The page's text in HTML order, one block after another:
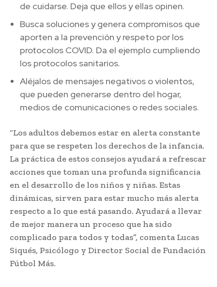
de cuidarse. Deja que ellos y ellas opinen.
Busca soluciones y genera compromisos que
aporten a la prevención y respeto por los
protocolos COVID. Da el ejemplo cumpliendo
los protocolos sanitarios.
Aléjalos de mensajes negativos o violentos,
que pueden generarse dentro del hogar,
medios de comunicaciones o redes sociales.
“Los adultos debemos estar en alerta constante
para que se respeten los derechos de la infancia.
La práctica de estos consejos ayudará a refrescar
acciones que toman una profunda significancia
en el desarrollo de los niños y niñas. Estas
dinámicas, sirven para estar mucho más alerta
respecto a lo que está pasando. Ayudará a llevar
de mejor manera un proceso que ha sido
complicado para todos y todas”, comenta Lucas
Siqués, Psicólogo y Director Social de Fundación
Fútbol Más.